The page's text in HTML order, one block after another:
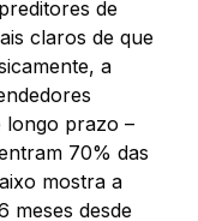
de
claros de que
a
longo prazo –
70% das
mostra a
meses desde